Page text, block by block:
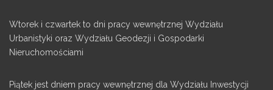
Wtorek i czwartek to dni pracy wewnętrznej Wydziału
Urbanistyki oraz Wydziału Geodezji i Gospodarki
Nieruchomościami
Piątek jest dniem pracy wewnętrznej dla Wydziału Inwestycji